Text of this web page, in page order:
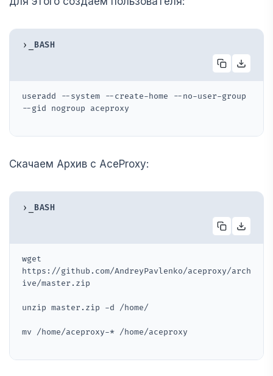
›_ BASH
useradd --system --create-home --no-user-group
--gid nogroup aceproxy
Cкачаем Архив с AceProxy:
›_ BASH
wget
https://github.com/AndreyPavlenko/aceproxy/arch
ive/master.zip
unzip master.zip -d /home/
mv /home/aceproxy-* /home/aceproxy